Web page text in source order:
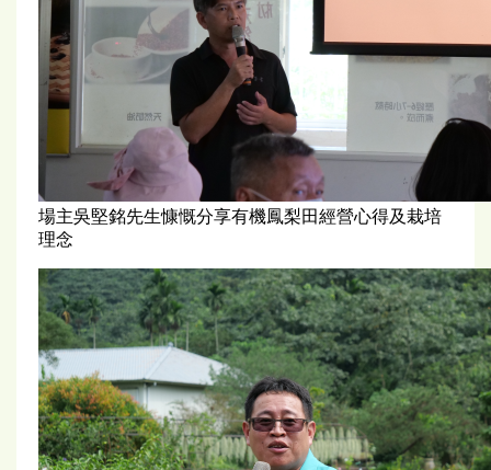
場主吳堅銘先生慷慨分享有機鳳梨田經營心得及栽培
理念